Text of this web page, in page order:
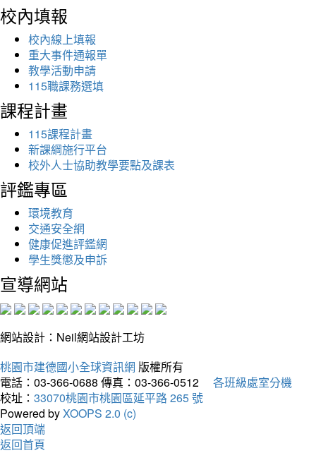
校內填報
校內線上填報
重大事件通報單
教學活動申請
115職課務選填
課程計畫
115課程計畫
新課綱施行平台
校外人士協助教學要點及課表
評鑑專區
環境教育
交通安全網
健康促進評鑑網
學生獎懲及申訴
宣導網站
網站設計：Neil網站設計工坊
桃園市建德國小全球資訊網 版權所有
電話：03-366-0688 傳真：03-366-0512
各班級處室分機
校址： 33070桃園市桃園區延平路 265 號
Powered byXOOPS 2.0 (c)
返回頂端
返回首頁